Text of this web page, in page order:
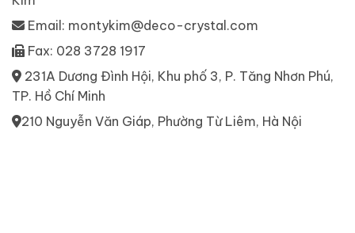
Email: montykim@deco-crystal.com
Fax: 028 3728 1917
231A Dương Đình Hội, Khu phố 3, P. Tăng Nhơn Phú,
TP. Hồ Chí Minh
210 Nguyễn Văn Giáp, Phường Từ Liêm, Hà Nội